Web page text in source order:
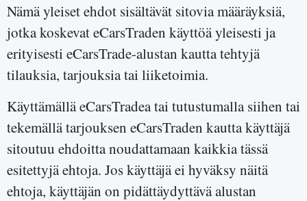
Nämä yleiset ehdot sisältävät sitovia määräyksiä,
jotka koskevat eCarsTraden käyttöä yleisesti ja
erityisesti eCarsTrade-alustan kautta tehtyjä
tilauksia, tarjouksia tai liiketoimia.
Käyttämällä eCarsTradea tai tutustumalla siihen tai
tekemällä tarjouksen eCarsTraden kautta käyttäjä
sitoutuu ehdoitta noudattamaan kaikkia tässä
esitettyjä ehtoja. Jos käyttäjä ei hyväksy näitä
ehtoja, käyttäjän on pidättäydyttävä alustan